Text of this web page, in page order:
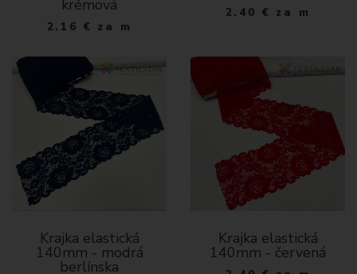
krémová
2.16 € za m
2.40 € za m
Krajka elastická
140mm - modrá
berlínska
Krajka elastická
140mm - červená